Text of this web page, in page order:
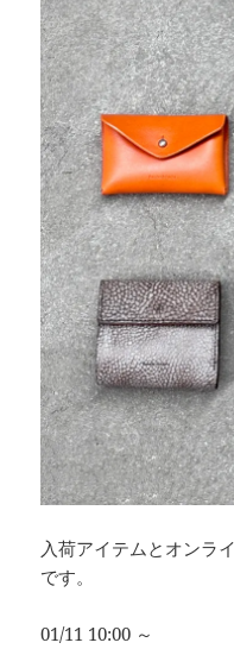
入荷アイテムとオンラ
です。
01/11 10:00 ～